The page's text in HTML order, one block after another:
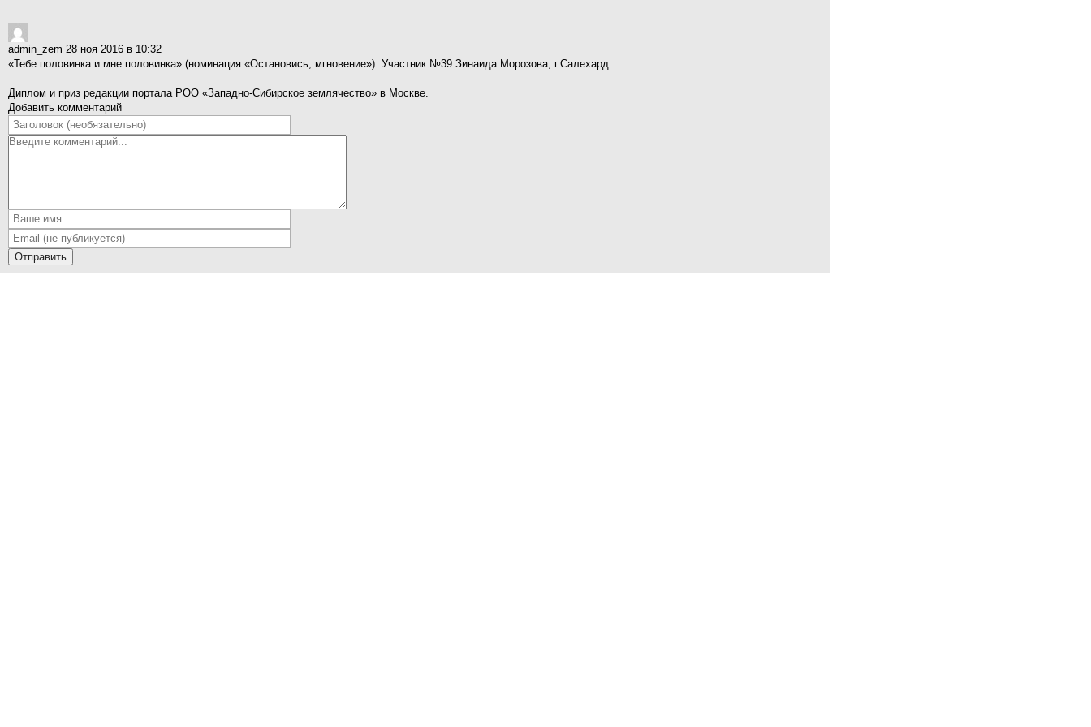
admin_zem 28 ноя 2016 в 10:32
«Тебе половинка и мне половинка» (номинация «Остановись, мгновение»). Участник №39 Зинаида Морозова, г.Салехард
Диплом и приз редакции портала РОО «Западно-Сибирское землячество» в Москве.
Добавить комментарий
Отправить